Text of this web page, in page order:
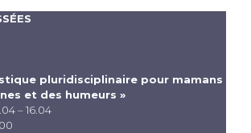
pluridisciplinaire pour mamans
et des humeurs »
– 16.04